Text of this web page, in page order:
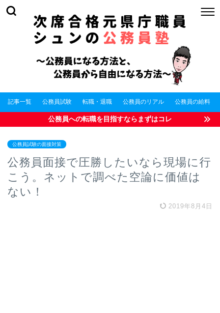
記事一覧 公務員試験 転職・退職 公務員のリアル 公務員の給料
公務員への転職を目指すならまずはコレ
公務員試験の面接対策
公務員面接で圧勝したいなら現場に行
こう。ネットで調べた空論に価値は
ない！
2019年8月4日